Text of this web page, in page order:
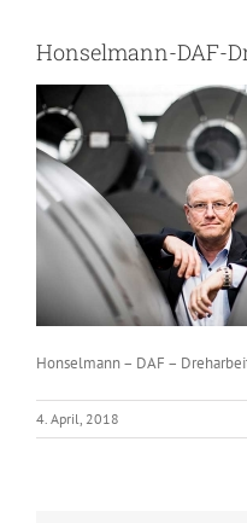
Honselmann-DAF-
Honselmann – DAF –
4. April, 2018